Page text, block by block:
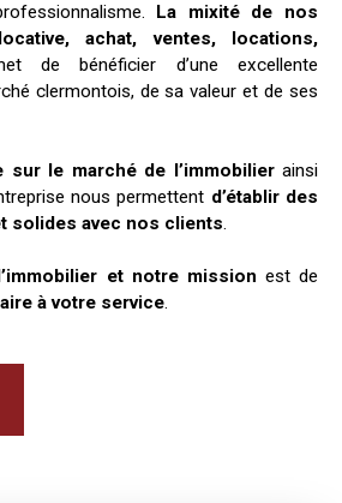
La mixité de nos
achat, ventes, locations,
de bénéficier d’une excellente
clermontois, de sa valeur et de ses
sur le marché de l’immobilierainsi
nous permettent d’établir des
solides avec nos clients.
et notre mission est de
à votre service.